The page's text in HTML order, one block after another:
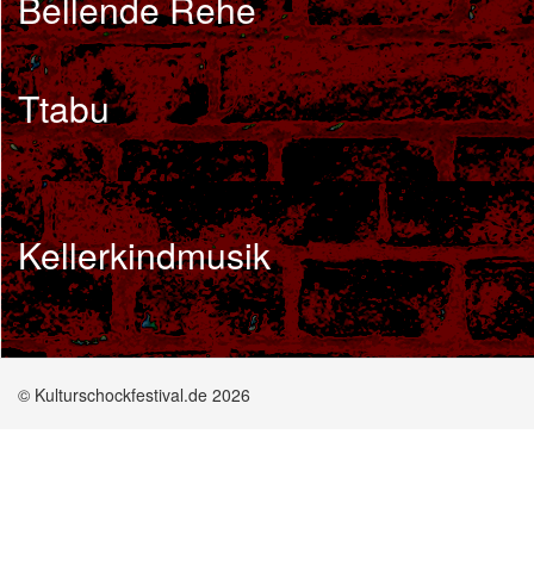
Ttabu
Kellerkindmusik
© Kulturschockfestival.de 2026